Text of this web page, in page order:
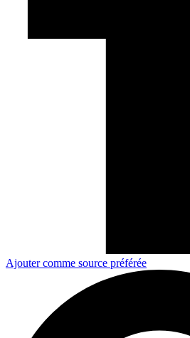
Ajouter comme source préférée